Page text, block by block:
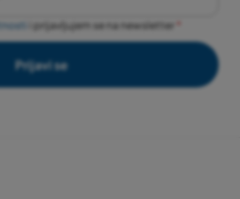
i prijavljujem se na newsletter
Prijavi se